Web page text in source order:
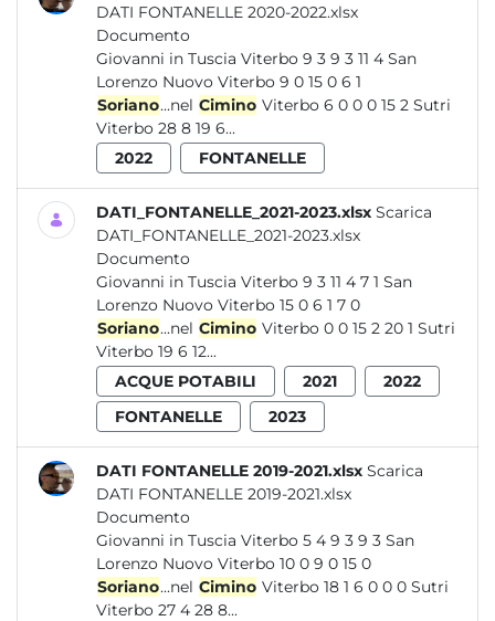
DATI FONTANELLE 2020-2022.xlsx
Documento
Giovanni in Tuscia Viterbo 9 3 9 3 11 4 San
Lorenzo Nuovo Viterbo 9 0 15 0 6 1
Soriano...nel Cimino Viterbo 6 0 0 0 15 2 Sutri
Viterbo 28 8 19 6...
2022
FONTANELLE
DATI_FONTANELLE_2021-2023.xlsx Scarica
DATI_FONTANELLE_2021-2023.xlsx
Documento
Giovanni in Tuscia Viterbo 9 3 11 4 7 1 San
Lorenzo Nuovo Viterbo 15 0 6 1 7 0
Soriano...nel Cimino Viterbo 0 0 15 2 20 1 Sutri
Viterbo 19 6 12...
ACQUE POTABILI
2021
2022
FONTANELLE
2023
DATI FONTANELLE 2019-2021.xlsx Scarica
DATI FONTANELLE 2019-2021.xlsx
Documento
Giovanni in Tuscia Viterbo 5 4 9 3 9 3 San
Lorenzo Nuovo Viterbo 10 0 9 0 15 0
Soriano...nel Cimino Viterbo 18 1 6 0 0 0 Sutri
Viterbo 27 4 28 8...